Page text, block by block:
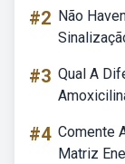
#2 Não
#3 Qual A
#4 Comente
Matriz